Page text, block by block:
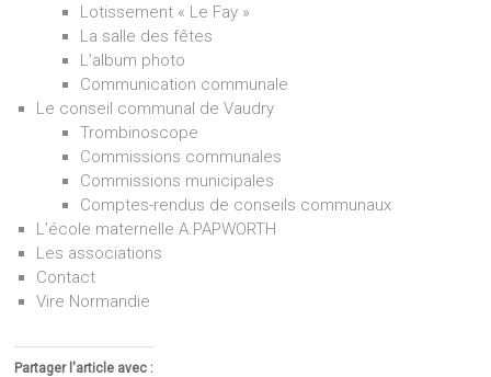
Lotissement « Le Fay »
La salle des fêtes
L’album photo
Communication communale
Le conseil communal de Vaudry
Trombinoscope
Commissions communales
Commissions municipales
Comptes-rendus de conseils communaux
L’école maternelle A.PAPWORTH
Les associations
Contact
Vire Normandie
Partager l'article avec :